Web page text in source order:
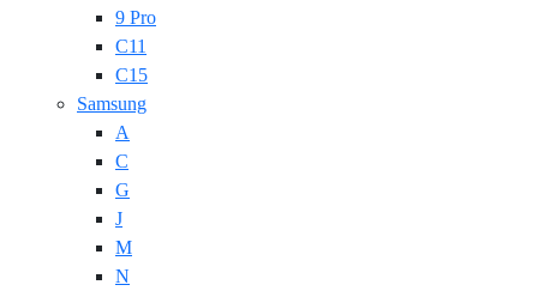
9 Pro
C11
C15
Samsung
A
C
G
J
M
N